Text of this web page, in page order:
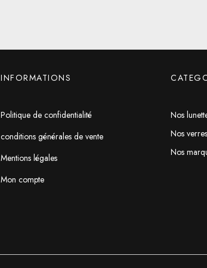
INFORMATIONS
Politique de confidentialité
conditions générales de vente
Mentions légales
Mon compte
Nos
Nos verres
Nos